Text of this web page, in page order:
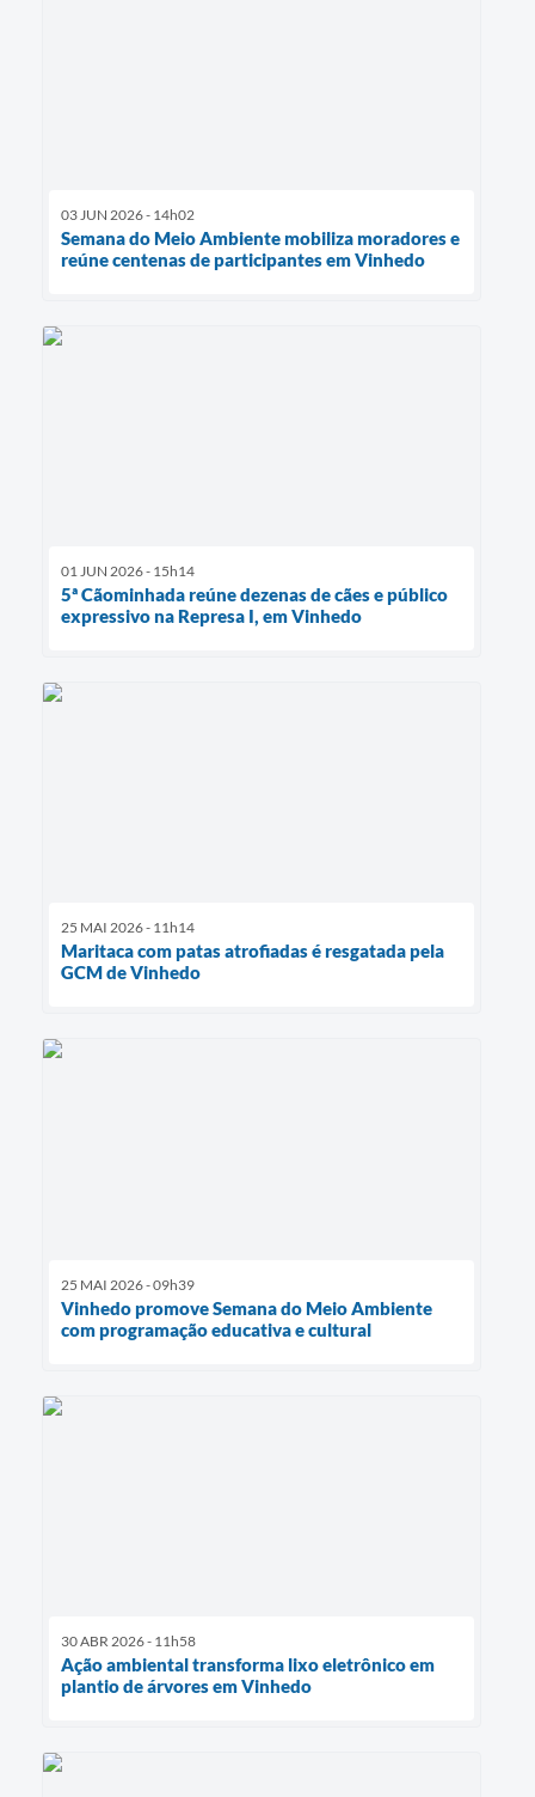
03 JUN 2026 - 14h02
Semana do Meio Ambiente mobiliza moradores e
reúne centenas de participantes em Vinhedo
01 JUN 2026 - 15h14
5ª Cãominhada reúne dezenas de cães e público
expressivo na Represa I, em Vinhedo
25 MAI 2026 - 11h14
Maritaca com patas atrofiadas é resgatada pela
GCM de Vinhedo
25 MAI 2026 - 09h39
Vinhedo promove Semana do Meio Ambiente
com programação educativa e cultural
30 ABR 2026 - 11h58
Ação ambiental transforma lixo eletrônico em
plantio de árvores em Vinhedo